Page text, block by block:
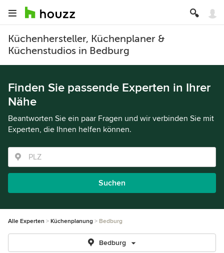
Küchenhersteller, Küchenplaner &
Küchenstudios in Bedburg
Finden Sie passende Experten in Ihrer
Nähe
Beantworten Sie ein paar Fragen und wir verbinden Sie mit
Experten, die Ihnen helfen können.
Suchen
Alle Experten Küchenplanung Bedburg
Bedburg